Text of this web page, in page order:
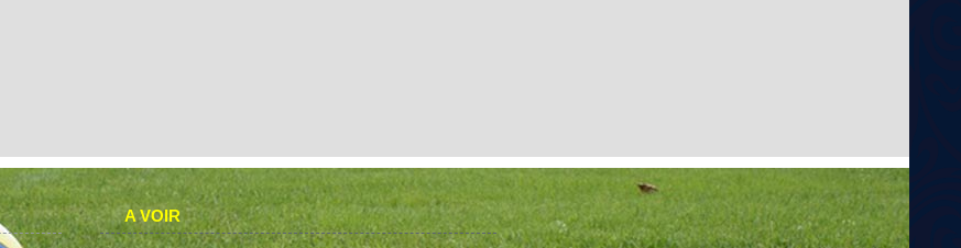
A VOIR